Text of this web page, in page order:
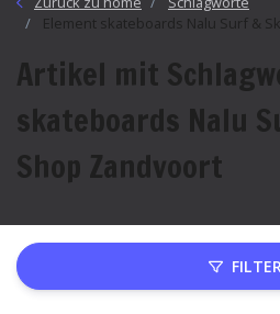
Element skateboards Nalu Surf &
Artikel mit
skateboards Nalu
Shop Zandvoort